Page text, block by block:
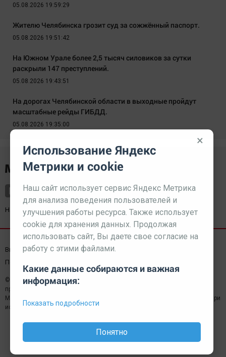
05.08.2026 19:59:29
Жителю Челябинска грозит суд за сожжённый паспорт.
05.08.2026 19:51:42
На Южном Урале более 2,5 тысяч силовиков за сутки
раскрыли 147 преступлений.
05.08.2026 19:43:51
На дорогах Челябинской области в выходные пройдут
масштабные рейды ГИБДД.
05.08.2026 19:35:00
Наш партнерkurorty-sochi.ru
Выходные данные СМИ Реклама
Пользовательское соглашение
© 2026 МЕДИАЗАВОД — Сайт может содержать контент,
предназначенный для лиц 18+
Мнение редакции может не совпадать с мнением отдельных авторов.При
использовании материалов сайта ссылка обязательна.
×
Использование Яндекс
Метрики и cookie
Наш сайт использует сервис Яндекс Метрика
для анализа поведения пользователей и
улучшения работы ресурса. Также использует
cookie для хранения данных. Продолжая
использовать сайт, Вы даете свое согласие на
работу с этими файлами.
Какие данные собираются и важная
информация:
Показать подробности
Понятно